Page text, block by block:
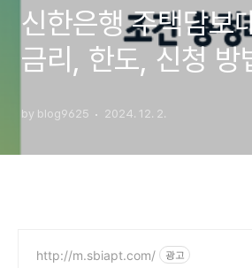
신한은행 주택담보
금리, 한도, 신청 방
by blog9625 2024. 12. 2.
http://m.sbiapt.com/ 광고